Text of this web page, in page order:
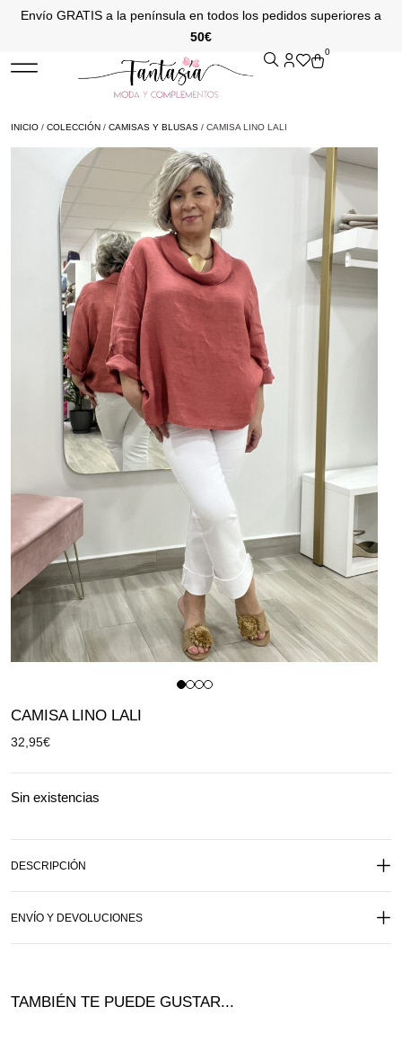
Envío GRATIS a la península en todos los pedidos superiores a
50€
0
INICIO / COLECCIÓN / CAMISAS Y BLUSAS / CAMISA LINO LALI
CAMISA LINO LALI
32,95€
Sin existencias
DESCRIPCIÓN
ENVÍO Y DEVOLUCIONES
TAMBIÉN TE PUEDE GUSTAR...